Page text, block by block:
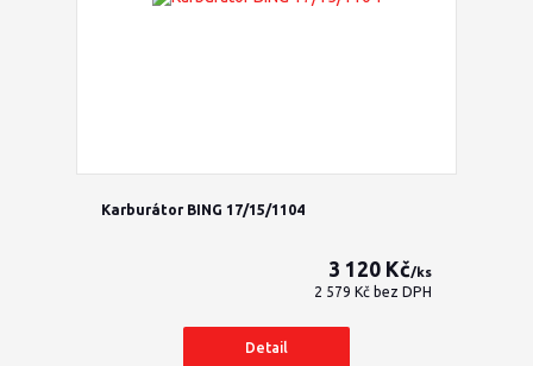
Karburátor BING 17/15/1104
3 120 Kč/ks
2 579 Kč bez DPH
Detail